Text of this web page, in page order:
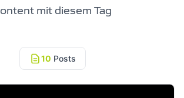
mit diesem Tag
10 Posts